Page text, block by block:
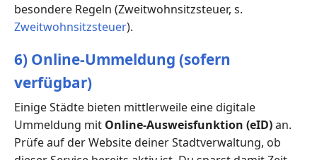
besondere Regeln (Zweitwohnsitzsteuer, s.
Zweitwohnsitzsteuer).
6) Online-Ummeldung (sofern
verfügbar)
Einige Städte bieten mittlerweile eine digitale
Ummeldung mit Online-Ausweisfunktion (eID)an.
Prüfe auf der Website deiner Stadtverwaltung, ob